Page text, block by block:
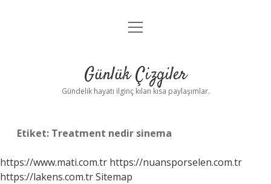
Anasayfa
Yasal Uyarı
menüyü
Günlük Çizgiler
Gündelik hayatı ilginç kılan kısa paylaşımlar.
Etiket: Treatment nedir sinema
https://www.mati.com.tr https://nuansporselen.com.tr
https://lakens.com.trSitemap